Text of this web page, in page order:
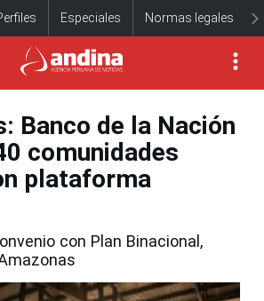
Especiales Normas legales
Banco de la Nación
comunidades
plataforma
con Plan Binacional,